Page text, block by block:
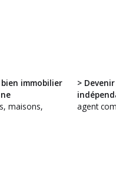
immobilier
maisons,
>
agent